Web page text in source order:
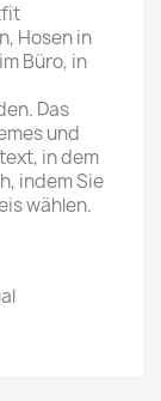
Hosen in
Büro, in
Das
und
in dem
indem Sie
wählen.